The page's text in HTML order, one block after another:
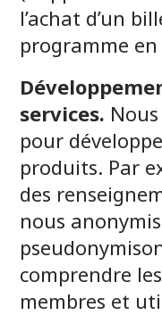
l’achat d’un
programme
services.
pour
produits. Par
des
nous
comprendre
membres et